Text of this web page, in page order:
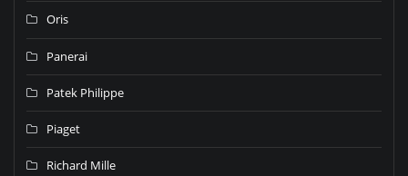
Oris
Panerai
Patek Philippe
Piaget
Richard Mille